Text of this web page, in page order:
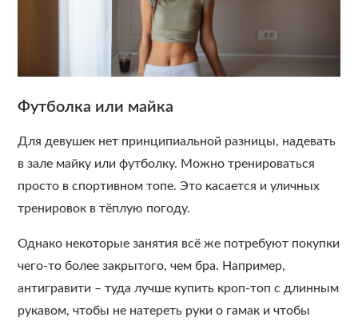
Футболка или майка
Для девушек нет принципиальной разницы, надевать
в зале майку или футболку. Можно тренироваться
просто в спортивном топе. Это касается и уличных
тренировок в тёплую погоду.
Однако некоторые занятия всё же потребуют покупки
чего-то более закрытого, чем бра. Например,
антигравити – туда лучше купить кроп-топ с длинным
рукавом, чтобы не натереть руки о гамак и чтобы